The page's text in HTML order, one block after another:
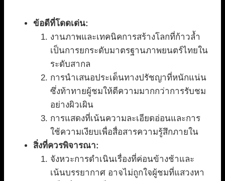
ข้อดีที่โดดเด่น:
งานภาพและเทคนิคการสร้างโลกที่ก้าวล้ำ
เป็นการยกระดับมาตรฐานภาพยนตร์ไทยใน
ระดับสากล
การนำเสนอประเด็นทางปรัชญาที่หนักแน่น
ซึ่งท้าทายผู้ชมให้ตีความมากกว่าการรับชม
อย่างผิวเผิน
การแสดงที่เน้นความละเอียดอ่อนและการ
ใช้ความเงียบเพื่อสื่อสารความรู้สึกภายใน
สิ่งที่ควรพิจารณา:
จังหวะการดำเนินเรื่องที่ค่อนข้างช้าและ
เน้นบรรยากาศ อาจไม่ถูกใจผู้ชมที่แสวงหา